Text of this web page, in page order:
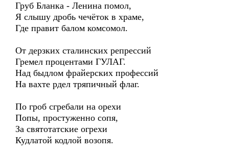
Груб Бланка - Ленина помол,
Я слышу дробь чечёток в храме,
Где правит балом комсомол.
От дерзких сталинских репрессий
Гремел процентами ГУЛАГ.
Над быдлом фрайерских профессий
На вахте рдел тряпичный флаг.
По гроб сгребали на орехи
Попы, простуженно сопя,
За святотатские огрехи
Кудлатой кодлой возопя.